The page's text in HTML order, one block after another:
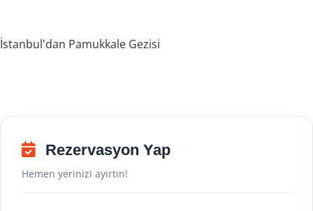
İstanbul'dan Pamukkale Gezisi
Rezervasyon Yap
Hemen yerinizi ayırtın!